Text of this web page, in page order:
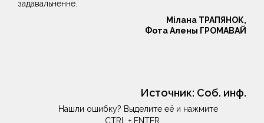
задавальненне.
Мілана ТРАПЯНОК,
Фота Алены ГРОМАВАЙ
Источник: Соб. инф.
Нашли ошибку? Выделите её и нажмите
CTRL + ENTER